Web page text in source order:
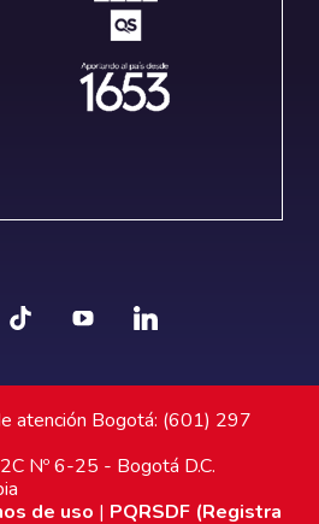
atención Bogotá: (601) 297
Nº 6-25 - Bogotá D.C.
de uso | PQRSDF (Registra